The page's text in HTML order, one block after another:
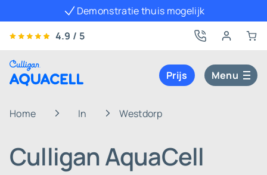
Demonstratie thuis mogelijk
4.9 / 5
Prijs Menu
Home In Westdorp
Culligan AquaCell